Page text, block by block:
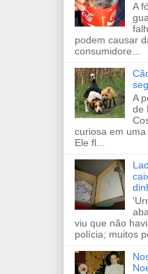
A
podem causar
consumidore...
A
de
curiosa em uma
Ele fl...
viu que não
polícia; muitos